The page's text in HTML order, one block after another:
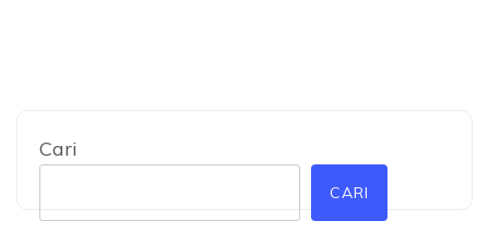
Cari
CARI